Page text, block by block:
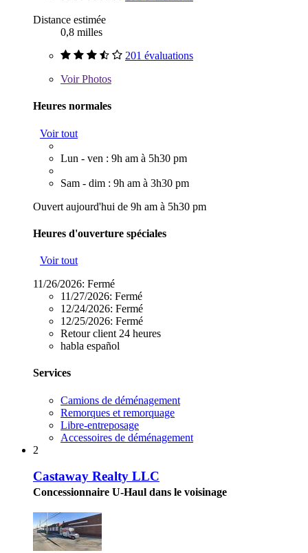
Distance estimée
0,8 milles
201 évaluations
VoirPhotos
Heures normales
Voir tout
Lun - ven : 9h am à 5h30 pm
Sam - dim : 9h am à 3h30 pm
Ouvert aujourd'hui de 9h am à 5h30 pm
Heures d'ouverture spéciales
Voir tout
11/26/2026: Fermé
11/27/2026: Fermé
12/24/2026: Fermé
12/25/2026: Fermé
Retour client 24 heures
habla español
Services
Camions de déménagement
Remorques et remorquage
Libre-entreposage
Accessoires de déménagement
2
Castaway Realty LLC
Concessionnaire U-Haul dans le voisinage